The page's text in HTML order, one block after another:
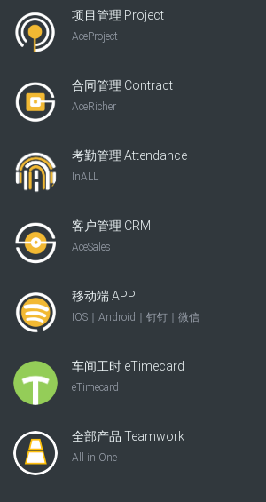
项目管理 Project
AceProject
合同管理 Contract
AceRicher
考勤管理 Attendance
InALL
客户管理 CRM
AceSales
移动端 APP
IOS｜Android｜钉钉｜微信
车间工时 eTimecard
eTimecard
全部产品 Teamwork
All in One